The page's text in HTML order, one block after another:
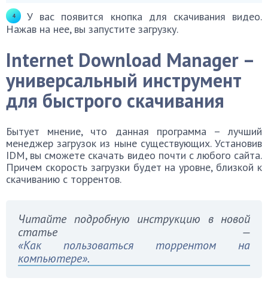
У вас появится кнопка для скачивания видео.
Нажав на нее, вы запустите загрузку.
Internet Download Manager –
универсальный инструмент
для быстрого скачивания
Бытует мнение, что данная программа – лучший
менеджер загрузок из ныне существующих. Установив
IDM, вы сможете скачать видео почти с любого сайта.
Причем скорость загрузки будет на уровне, близкой к
скачиванию с торрентов.
Читайте подробную инструкцию в новой
статье —
«Как пользоваться торрентом на
компьютере».